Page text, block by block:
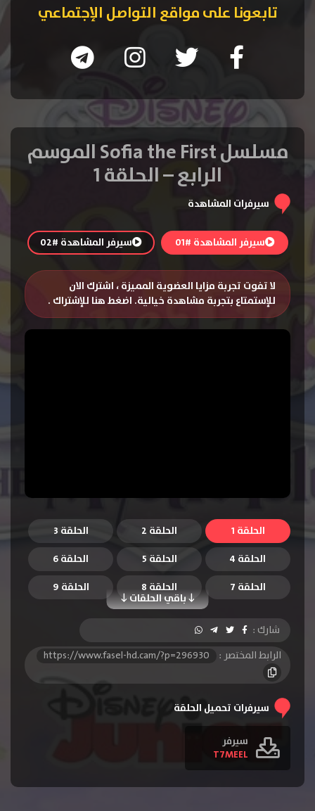
تابعونا على مواقع التواصل الإجتماعي
مسلسل Sofia the First الموسم
الرابع – الحلقة 1
سيرفرات المشاهدة
سيرفر المشاهدة #01 سيرفر المشاهدة #02
لا تفوت تجربة مزايا العضوية المميزة ، اشترك الان
للإستمتاع بتجربة مشاهدة خيالية. اضغط هنا للإشتراك .
الحلقة 1 الحلقة 2
الحلقة 3
الحلقة 4
الحلقة 5 الحلقة 6
باقي الحلقات
الحلقة 7 الحلقة 8
الحلقة 9
الحلقة 11
الحلقة 22
الحلقة 25
الحلقة 28
الحلقة 29
الحلقة 30
شارك :
الرابط المختصر :
https://www.fasel-hd.cam/?p=296930
سيرفرات تحميل الحلقة
سيرفر
T7MEEL